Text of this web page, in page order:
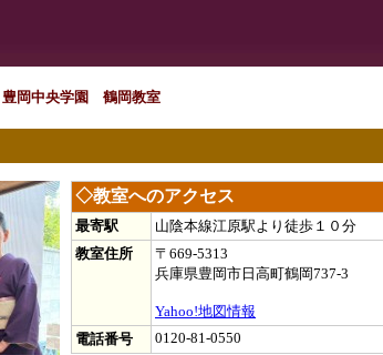
豊岡中央学園 鶴岡教室
◇教室へのアクセス
最寄駅
山陰本線江原駅より徒歩１０分
教室住所
〒669-5313
兵庫県豊岡市日高町鶴岡737-3
Yahoo!地図情報
電話番号
0120-81-0550